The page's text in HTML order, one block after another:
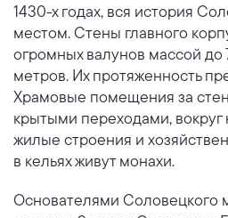
1430-х годах, вся история
местом. Стены главного
огромных валунов массой до
метров. Их протяженность
Храмовые помещения за
крытыми переходами,
жилые строения и
в кельях живут монахи.
Основателями Соловецкого